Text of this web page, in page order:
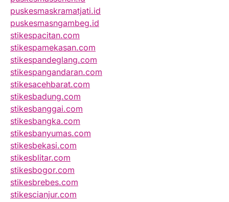
puskesmaskramatjati.id
puskesmasngambeg.id
stikespacitan.com
stikespamekasan.com
stikespandeglang.com
stikespangandaran.com
stikesacehbarat.com
stikesbadung.com
stikesbanggai.com
stikesbangka.com
stikesbanyumas.com
stikesbekasi.com
stikesblitar.com
stikesbogor.com
stikesbrebes.com
stikescianjur.com